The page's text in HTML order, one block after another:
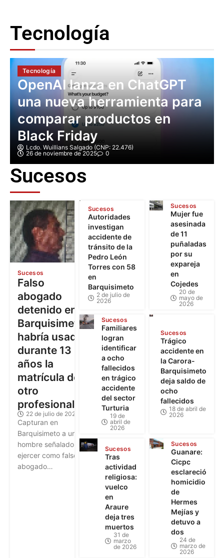
Tecnología
Tecnología
OpenAI lanza en ChatGPT
una nueva herramienta para
comparar productos en
Black Friday
Lcdo. Wuillians Salgado (CNP: 22.476)
26 de noviembre de 2025
0
Sucesos
Sucesos
Falso
abogado
detenido en
Barquisimeto:
habría usado
durante 13
años la
matrícula de
otro
profesional
22 de julio de 2026
Capturan en
Barquisimeto a un
hombre señalado de
ejercer como falso
abogado…
Sucesos
Autoridades
investigan
accidente de
tránsito de la
Pedro León
Torres con 58
en
Barquisimeto
2 de julio de
2026
Sucesos
Mujer fue
asesinada
de 11
puñaladas
por su
expareja
en
Cojedes
20 de
mayo de
2026
Sucesos
Familiares
logran
identificar
a ocho
fallecidos
en trágico
accidente
del sector
Turturia
19 de
abril de
2026
Sucesos
Trágico
accidente en
la Carora-
Barquisimeto
deja saldo de
ocho
fallecidos
18 de abril de
2026
Sucesos
Tras
actividad
religiosa:
vuelco
en
Araure
deja tres
muertos
31 de
marzo
de 2026
Sucesos
Guanare:
Cicpc
esclareció
homicidio
de
Hermes
Mejías y
detuvo a
dos
24 de
marzo de
2026